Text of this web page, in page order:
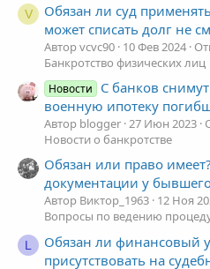
V
Обязан ли суд
может списать долг не
Автор vcvc90 10 Фев 2024
Банкротство физических лиц
Новости
С банков
военную ипотеку
Автор blogger 27 Июн 2023
Новости о банкротстве
Обязан или право
документации у
Автор Виктор_1963 12 Ноя
Вопросы по ведению
L
Обязан ли финансовый
присутствовать на